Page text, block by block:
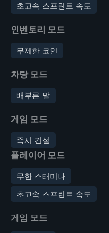
초고속 스프린트 속도
인벤토리 모드
무제한 코인
차량 모드
배부른 말
게임 모드
즉시 건설
플레이어 모드
무한 스태미나
초고속 스프린트 속도
게임 모드